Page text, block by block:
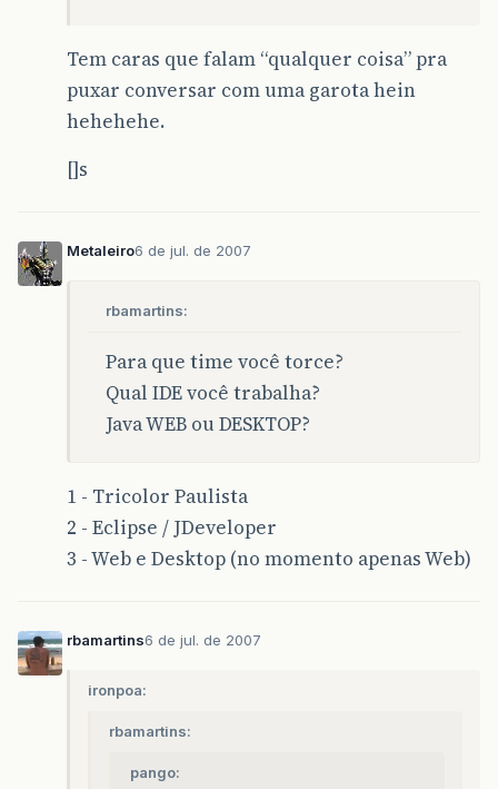
Tem caras que falam “qualquer coisa” pra
puxar conversar com uma garota hein
hehehehe.
[]s
Metaleiro6 de jul. de 2007
rbamartins:
Para que time você torce?
Qual IDE você trabalha?
Java WEB ou DESKTOP?
1 - Tricolor Paulista
2 - Eclipse / JDeveloper
3 - Web e Desktop (no momento apenas Web)
rbamartins6 de jul. de 2007
ironpoa:
rbamartins:
pango: